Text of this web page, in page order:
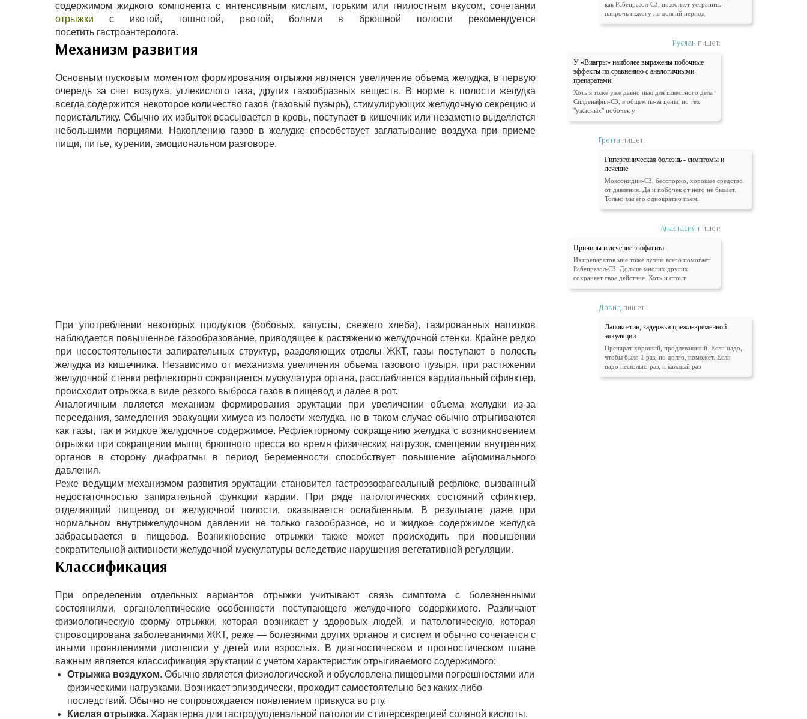
содержимом жидкого компонента с интенсивным кислым, горьким или гнилостным вкусом, сочетании
отрыжки с икотой, тошнотой, рвотой, болями в брюшной полости рекомендуется
посетить гастроэнтеролога.
Механизм развития
Основным пусковым моментом формирования отрыжки является увеличение объема желудка, в первую
очередь за счет воздуха, углекислого газа, других газообразных веществ. В норме в полости желудка
всегда содержится некоторое количество газов (газовый пузырь), стимулирующих желудочную секрецию и
перистальтику. Обычно их избыток всасывается в кровь, поступает в кишечник или незаметно выделяется
небольшими порциями. Накоплению газов в желудке способствует заглатывание воздуха при приеме
пищи, питье, курении, эмоциональном разговоре.
При употреблении некоторых продуктов (бобовых, капусты, свежего хлеба), газированных напитков
наблюдается повышенное газообразование, приводящее к растяжению желудочной стенки. Крайне редко
при несостоятельности запирательных структур, разделяющих отделы ЖКТ, газы поступают в полость
желудка из кишечника. Независимо от механизма увеличения объема газового пузыря, при растяжении
желудочной стенки рефлекторно сокращается мускулатура органа, расслабляется кардиальный сфинктер,
происходит отрыжка в виде резкого выброса газов в пищевод и далее в рот.
Аналогичным является механизм формирования эруктации при увеличении объема желудки из-за
переедания, замедления эвакуации химуса из полости желудка, но в таком случае обычно отрыгиваются
как газы, так и жидкое желудочное содержимое. Рефлекторному сокращению желудка с возникновением
отрыжки при сокращении мышц брюшного пресса во время физических нагрузок, смещении внутренних
органов в сторону диафрагмы в период беременности способствует повышение абдоминального
давления.
Реже ведущим механизмом развития эруктации становится гастроэзофагеальный рефлюкс, вызванный
недостаточностью запирательной функции кардии. При ряде патологических состояний сфинктер,
отделяющий пищевод от желудочной полости, оказывается ослабленным. В результате даже при
нормальном внутрижелудочном давлении не только газообразное, но и жидкое содержимое желудка
забрасывается в пищевод. Возникновение отрыжки также может происходить при повышении
сократительной активности желудочной мускулатуры вследствие нарушения вегетативной регуляции.
Классификация
При определении отдельных вариантов отрыжки учитывают связь симптома с болезненными
состояниями, органолептические особенности поступающего желудочного содержимого. Различают
физиологическую форму отрыжки, которая возникает у здоровых людей, и патологическую, которая
спровоцирована заболеваниями ЖКТ, реже — болезнями других органов и систем и обычно сочетается с
иными проявлениями диспепсии у детей или взрослых. В диагностическом и прогностическом плане
важным является классификация эруктации с учетом характеристик отрыгиваемого содержимого:
Отрыжка воздухом. Обычно является физиологической и обусловлена пищевыми погрешностями или
физическими нагрузками. Возникает эпизодически, проходит самостоятельно без каких-либо
последствий. Обычно не сопровождается появлением привкуса во рту.
Кислая отрыжка. Характерна для гастродуоденальной патологии с гиперсекрецией соляной кислоты.
как Рабепразол-СЗ, позволяет устранить
напрочь изжогу на долгий период
Руслан пишет:
У «Виагры» наиболее выражены побочные
эффекты по сравнению с аналогичными
препаратами
Хоть я тоже уже давно пью для известного дела
Силденафил-СЗ, в общем из-за цены, но тех
"ужасных" побочек у
Гретта пишет:
Гипертоническая болезнь - симптомы и
лечение
Моксонидин-СЗ, бесспорно, хорошее средство
от давления. Да и побочек от него не бывает.
Только мы его однократно пьем.
Анастасия пишет:
Причины и лечение эзофагита
Из препаратов мне тоже лучше всего помогает
Рабепразол-СЗ. Дольше многих других
сохраняет свое действие. Хоть и стоит
Давид пишет:
Дапоксетин, задержка преждевременной
эякуляции
Препарат хороший, продлевающий. Если надо,
чтобы было 1 раз, но долго, поможет. Если
надо несколько раз, и каждый раз